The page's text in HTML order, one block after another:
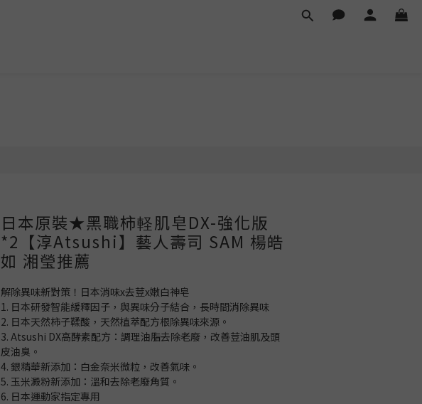
日本原裝★黑職柿軽肌皂DX-強化版
*2【淳Atsushi】藝人壽司 SAM 楊皓
如 湘瑩推薦
解除異味新對策！日本消味x去荳x嫩白神皂
1. 日本研發智能緩釋因子，與異味分子結合，長時間消除異味
2. 日本天然柿子鞣酸，天然植萃配方根除異味來源。
3. Atsushi DX高酵素配方：調理油脂去除老廢，改善荳油肌及頭
皮油臭。
4. 銀精華新添加：白金奈米微粒，改善氣味。
5. 玉米澱粉新添加：溫和去除老廢角質。
6. 日本運動家指定專用